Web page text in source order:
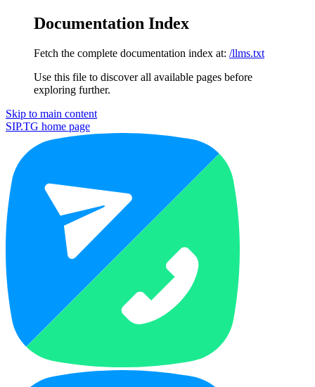
Documentation Index
Fetch the complete documentation index at: /llms.txt
Use this file to discover all available pages before
exploring further.
Skip to main content
SIP.TG home page